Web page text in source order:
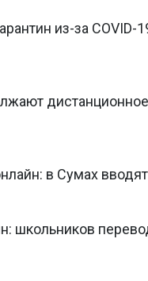
из-за COVID-
в Сумах
школьников